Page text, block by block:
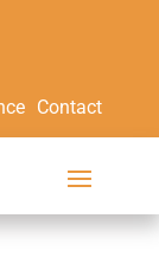
Contact